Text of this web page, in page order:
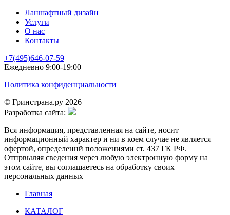
Ланшафтный дизайн
Услуги
О нас
Контакты
+7(495)646-07-59
Ежедневно 9:00-19:00
Политика конфиденциальности
© Гринстрана.ру 2026
Разработка сайта:
Вся информация, представленная на сайте, носит
информационный характер и ни в коем случае не является
офертой, определеннй положениями ст. 437 ГК РФ.
Отпрвыляя сведения через любую электронную форму на
этом сайте, вы соглашаетесь на обработку своих
персональных данных
Главная
КАТАЛОГ